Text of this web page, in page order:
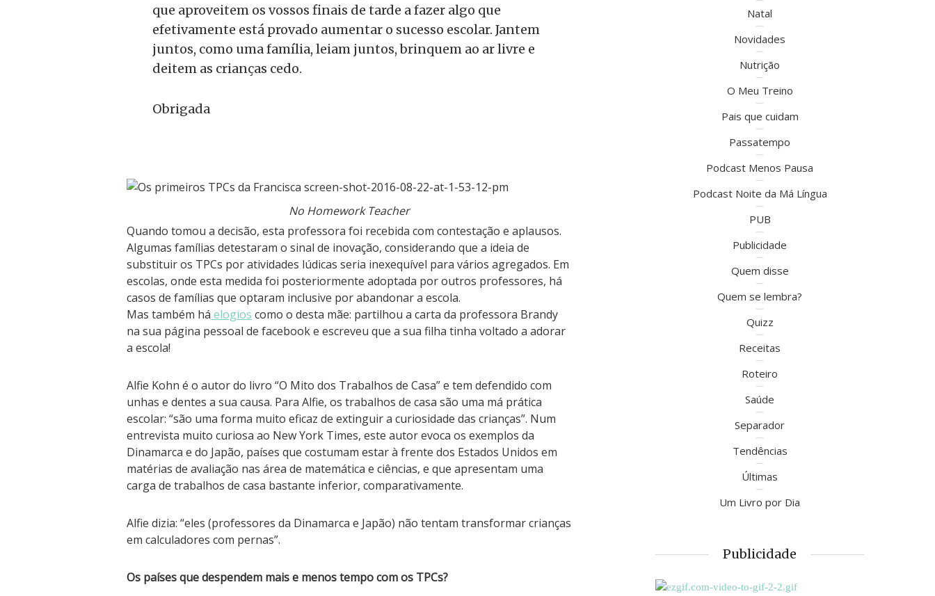
que aproveitem os vossos finais de tarde a fazer algo que
efetivamente está provado aumentar o sucesso escolar. Jantem
juntos, como uma família, leiam juntos, brinquem ao ar livre e
deitem as crianças cedo.
Obrigada
No Homework Teacher
Quando tomou a decisão, esta professora foi recebida com contestação e aplausos.
Algumas famílias detestaram o sinal de inovação, considerando que a ideia de
substituir os TPCs por atividades lúdicas seria inexequível para vários agregados. Em
escolas, onde esta medida foi posteriormente adoptada por outros professores, há
casos de famílias que optaram inclusive por abandonar a escola.
Mas também há elogios como o desta mãe: partilhou a carta da professora Brandy
na sua página pessoal de facebook e escreveu que a sua filha tinha voltado a adorar
a escola!
Alfie Kohn é o autor do livro “O Mito dos Trabalhos de Casa” e tem defendido com
unhas e dentes a sua causa. Para Alfie, os trabalhos de casa são uma má prática
escolar: “são uma forma muito eficaz de extinguir a curiosidade das crianças”. Num
entrevista muito curiosa ao New York Times, este autor evoca os exemplos da
Dinamarca e do Japão, países que costumam estar à frente dos Estados Unidos em
matérias de avaliação nas área de matemática e ciências, e que apresentam uma
carga de trabalhos de casa bastante inferior, comparativamente.
Alfie dizia: “eles (professores da Dinamarca e Japão) não tentam transformar crianças
em calculadores com pernas”.
Os países que despendem mais e menos tempo com os TPCs?
Natal
Novidades
Nutrição
O Meu Treino
Pais que cuidam
Passatempo
Podcast Menos Pausa
Podcast Noite da Má Língua
PUB
Publicidade
Quem disse
Quem se lembra?
Quizz
Receitas
Roteiro
Saúde
Separador
Tendências
Últimas
Um Livro por Dia
Publicidade